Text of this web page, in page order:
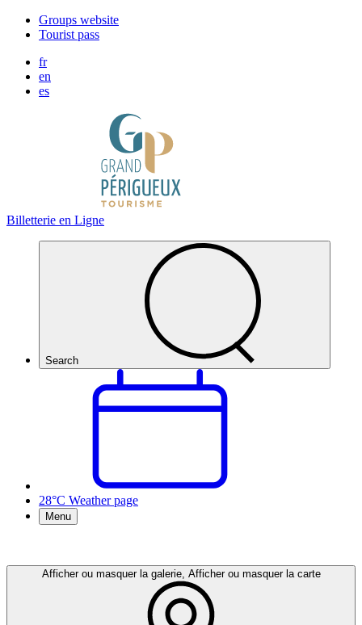
Groups website
Tourist pass
fr
en
es
Billetterie en Ligne
Search
28°C Weather page
Menu
Afficher ou masquer la galerie, Afficher ou masquer la carte